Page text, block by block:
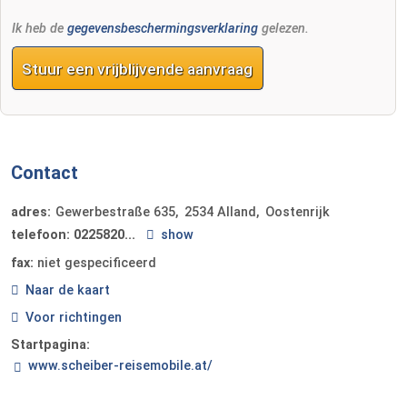
Ik heb de gegevensbeschermingsverklaring gelezen.
Stuur een vrijblijvende aanvraag
Contact
adres: Gewerbestraße 635 2534 Alland
Oostenrijk
telefoon: 0225820...
show
fax: niet gespecificeerd
Naar de kaart
Voor richtingen
Startpagina:
www.scheiber-reisemobile.at/